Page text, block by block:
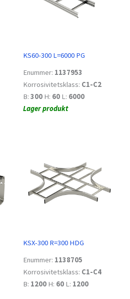
KS60-300 L=6000 PG
Enummer: 1137953
Korrosivitetsklass: C1-C2
B: 300 H: 60 L: 6000
Lager produkt
KSX-300 R=300 HDG
Enummer: 1138705
Korrosivitetsklass: C1-C4
B: 1200 H: 60 L: 1200